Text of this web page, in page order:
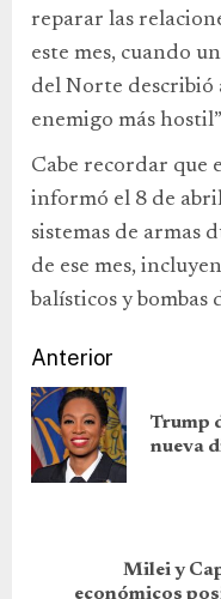
reparar las
este mes, cuando
del Norte describió
enemigo más
Cabe recordar que
informó el 8 de
sistemas de armas
de ese mes,
balísticos y bombas
Anterior
Trump
nueva
Milei y
económicos